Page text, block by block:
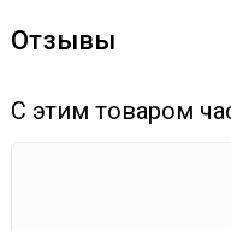
Отзывы
С этим товаром